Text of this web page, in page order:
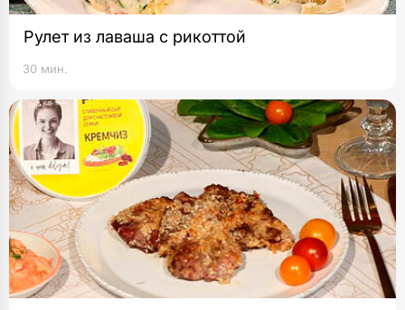
Рулет из лаваша с рикоттой
30 мин.